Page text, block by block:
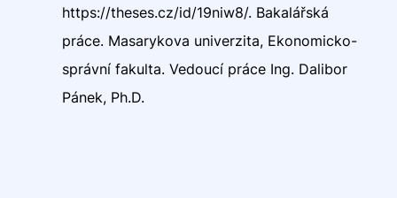
https://theses.cz/id/19niw8/. Bakalářská
práce. Masarykova univerzita, Ekonomicko-
správní fakulta. Vedoucí práce Ing. Dalibor
Pánek, Ph.D.